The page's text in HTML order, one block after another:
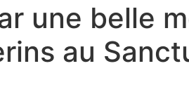
une belle
au